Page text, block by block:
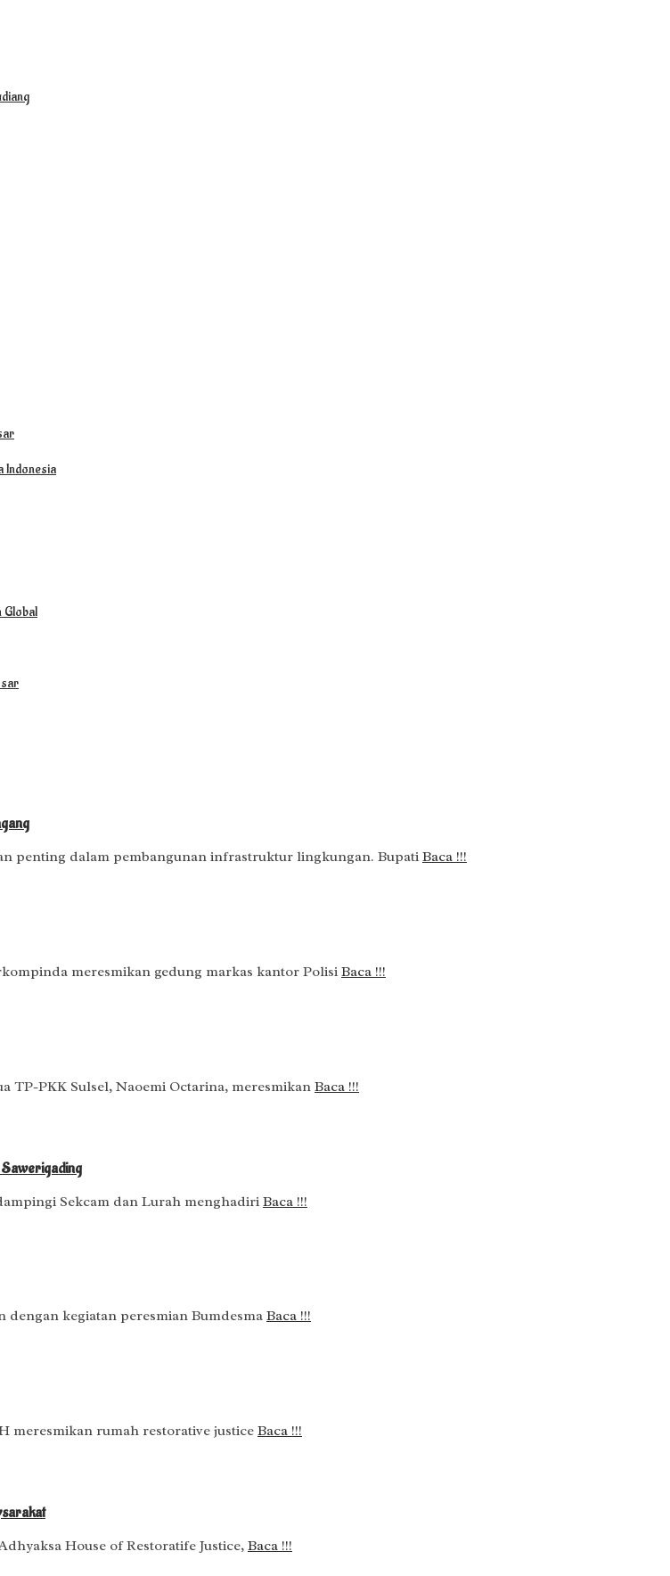
Indonesia
Global
penting dalam pembangunan infrastruktur lingkungan. Bupati Baca !!!
meresmikan gedung markas kantor Polisi Baca !!!
TP-PKK Sulsel, Naoemi Octarina, meresmikan Baca !!!
Sekcam dan Lurah menghadiri Baca !!!
kegiatan peresmian Bumdesma Baca !!!
meresmikan rumah restorative justice Baca !!!
House of Restoratife Justice, Baca !!!